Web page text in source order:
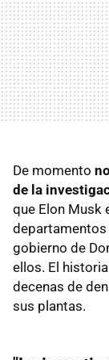
De momento
de la
que Elon Musk
gobierno de
ellos. El
decenas de
sus plantas.